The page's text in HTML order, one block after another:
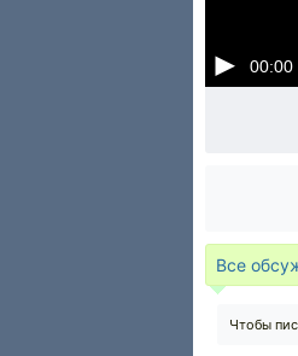
00:00
Все
Чтобы